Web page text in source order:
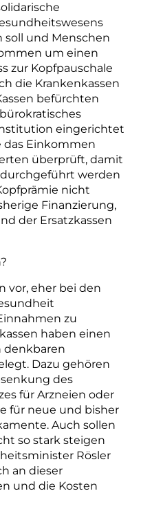
soll und Menschen
um einen
zur Kopfpauschale
die Krankenkassen
befürchten
eingerichtet
das Einkommen
überprüft, damit
werden
nicht
Finanzierung,
der Ersatzkassen
vor, eher bei den
zu
haben einen
denkbaren
Dazu gehören
des
für Arzneien oder
für neue und bisher
Auch sollen
so stark steigen
Rösler
an dieser
und die Kosten